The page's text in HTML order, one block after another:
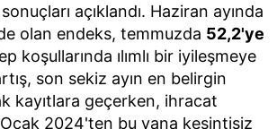
açıklandı. Haziran ayında
olan endeks, temmuzda 52,2'ye
koşullarında ılımlı bir iyileşmeye
son sekiz ayın en belirgin
kayıtlara geçerken, ihracat
2024'ten bu yana kesintisiz